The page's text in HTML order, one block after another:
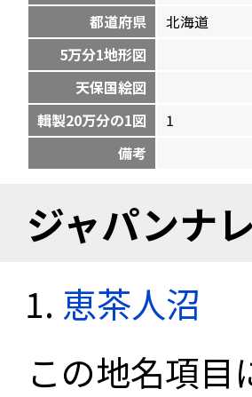
都道府県
北海道
5万分1地形図
天保国絵図
輯製20万分の1図
1
備考
ジャパンナ
恵茶人沼
この地名項目